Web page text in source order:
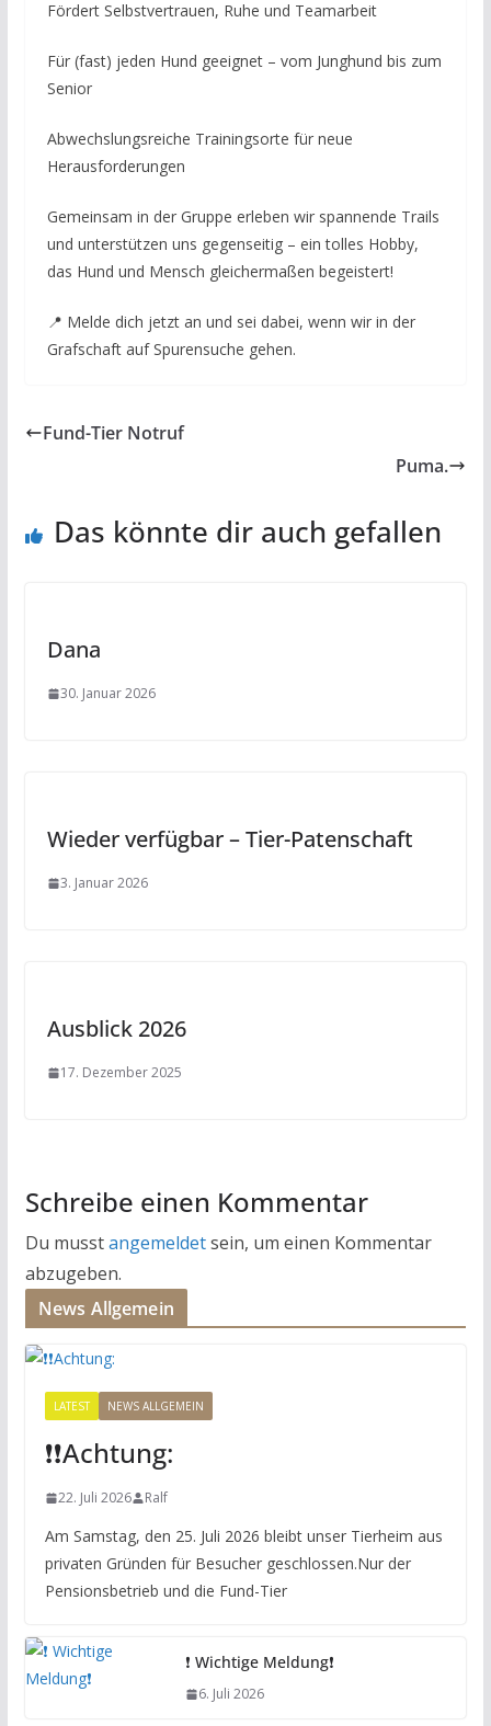
Fördert Selbstvertrauen, Ruhe und Teamarbeit
Für (fast) jeden Hund geeignet – vom Junghund bis zum
Senior
Abwechslungsreiche Trainingsorte für neue
Herausforderungen
Gemeinsam in der Gruppe erleben wir spannende Trails
und unterstützen uns gegenseitig – ein tolles Hobby,
das Hund und Mensch gleichermaßen begeistert!
📍 Melde dich jetzt an und sei dabei, wenn wir in der
Grafschaft auf Spurensuche gehen.
Fund-Tier Notruf
Puma.
Das könnte dir auch gefallen
Dana
30. Januar 2026
Wieder verfügbar – Tier-Patenschaft
3. Januar 2026
Ausblick 2026
17. Dezember 2025
Schreibe einen Kommentar
Du musstangemeldetsein, um einen Kommentar
abzugeben.
News Allgemein
LATEST NEWS ALLGEMEIN
❗️❗️Achtung:
22. Juli 2026 Ralf
Am Samstag, den 25. Juli 2026 bleibt unser Tierheim aus
privaten Gründen für Besucher geschlossen.Nur der
Pensionsbetrieb und die Fund-Tier
❗️ Wichtige Meldung❗️
6. Juli 2026